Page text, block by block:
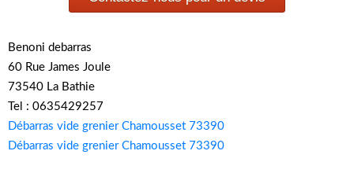
Benoni debarras
60 Rue James Joule
73540 La Bathie
Tel : 0635429257
Débarras vide grenier Chamousset 73390
Débarras vide grenier Chamousset 73390